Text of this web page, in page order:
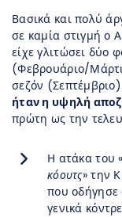
Βασικά και πολύ
σε καμία στιγμή ο
είχε γλιτώσει δύο
(Φεβρουάριο/
σεζόν (Σεπτέμβριο).
ήταν η υψηλή
πρώτη ως την
Η ατάκα του «
κόουτς» την
που οδήγησε
γενικά